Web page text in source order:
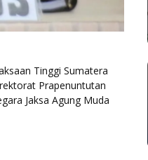
Tinggi Sumatera
Prapenuntutan
Jaksa Agung Muda